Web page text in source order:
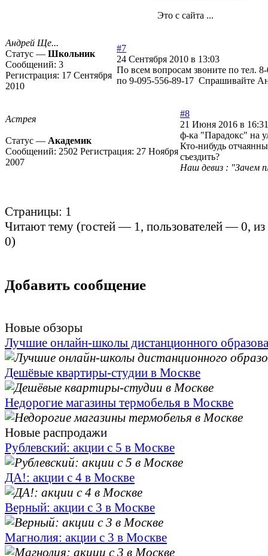
Это с сайта ...
Андрей Ще...
Статус — Школьник
Сообщений: 3
Регистрация: 17 Сентября
2010
#7
24 Сентября 2010 в 13:03
По всем вопросам звоните по тел.
по 9-095-556-89-17 Спрашивайте
Астрея
Статус — Академик
Сообщений: 2502 Регистрация: 27 Ноября
2007
#8
21 Июня 2016 в 16:31
ф-ка "Парадокс" на
Кто-нибудь
съездить?
Наш девиз : "Зачем
Страницы: 1
Читают тему (гостей — 1, пользователей —0,
0)
Добавить сообщение
Новые обзоры
Лучшие онлайн-школы дистанционного
Дешёвые квартиры-студии в Москве
Недорогие магазины термобелья в Москве
Новые распродажи
Рублевский: акции с 5 в Москве
ДА!: акции с 4 в Москве
Верный: акции с 3 в Москве
Магнолия: акции с 3 в Москве